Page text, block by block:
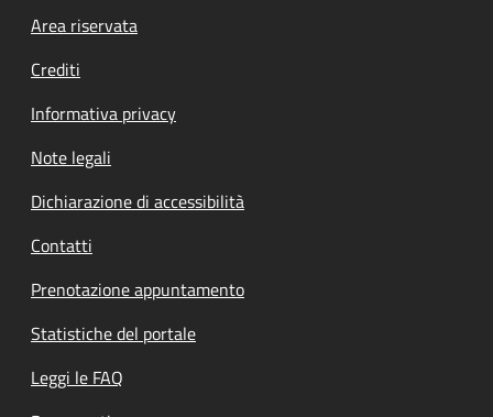
Footer menu
Area riservata
Crediti
Informativa privacy
Note legali
Dichiarazione di accessibilità
Contatti
Prenotazione appuntamento
Statistiche del portale
Leggi le FAQ